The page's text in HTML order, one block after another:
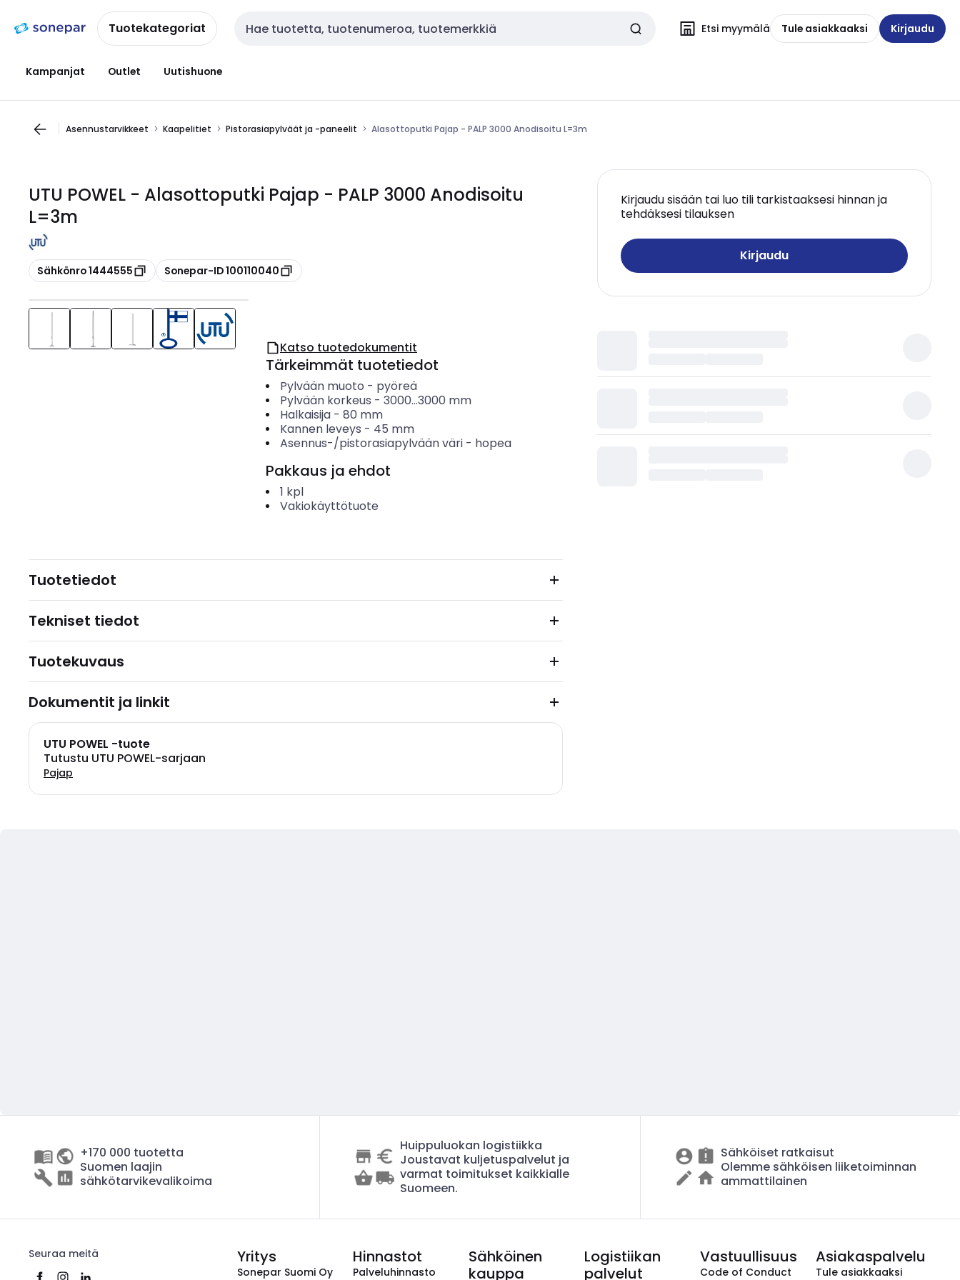
navigointiinsisältöönTuotekategoriat Haku Etsi myymälä Tule asiakkaaksi Kirjaudu
Kampanjat Outlet Uutishuone
Asennustarvikkeet Kaapelitiet Pistorasiapylväät ja -paneelit Alasottoputki Pajap - PALP 3000 Anodisoitu L=3m
UTU POWEL - Alasottoputki Pajap - PALP 3000 Anodisoitu
L=3m
Kopioi
Sähkönro 1444555 Kopioi
Sonepar-ID 100110040
Kirjaudu sisään tai luo tili tarkistaaksesi hinnan ja
tehdäksesi tilauksen
Kirjaudu
Katso tuotedokumentit
Tärkeimmät tuotetiedot
Pylvään muoto - pyöreä
Pylvään korkeus - 3000...3000 mm
Halkaisija- 80 mm
Kannen leveys - 45 mm
Asennus-/pistorasiapylvään väri- hopea
Pakkaus ja ehdot
1 kpl
Vakiokäyttötuote
Tuotetiedot
Tekniset tiedot
Tuotekuvaus
Dokumentit ja linkit
UTU POWEL -tuote
Tutustu UTU POWEL-sarjaan
Pajap
+170 000 tuotetta
Suomen laajin
sähkötarvikevalikoima
Huippuluokan logistiikka
Joustavat kuljetuspalvelut ja
varmat toimitukset kaikkialle
Suomeen.
Sähköiset ratkaisut
Olemme sähköisen liiketoiminnan
ammattilainen
Seuraa meitä Yritys
Sonepar Suomi Oy
Hinnastot
Palveluhinnasto
Sähköinen
kauppa
Logistiikan
palvelut
Vastuullisuus
Code of Conduct
Asiakaspalvelu
Tule asiakkaaksi